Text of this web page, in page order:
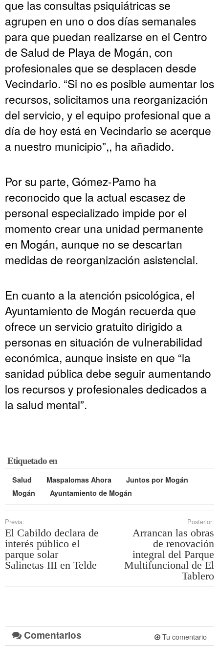
que las consultas psiquiátricas se
agrupen en uno o dos días semanales
para que puedan realizarse en el Centro
de Salud de Playa de Mogán, con
profesionales que se desplacen desde
Vecindario. “Si no es posible aumentar los
recursos, solicitamos una reorganización
del servicio, y el equipo profesional que a
día de hoy está en Vecindario se acerque
a nuestro municipio”,, ha añadido.
Por su parte, Gómez-Pamo ha
reconocido que la actual escasez de
personal especializado impide por el
momento crear una unidad permanente
en Mogán, aunque no se descartan
medidas de reorganización asistencial.
En cuanto a la atención psicológica, el
Ayuntamiento de Mogán recuerda que
ofrece un servicio gratuito dirigido a
personas en situación de vulnerabilidad
económica, aunque insiste en que “la
sanidad pública debe seguir aumentando
los recursos y profesionales dedicados a
la salud mental”.
Etiquetado en
Salud Maspalomas Ahora
Juntos por Mogán
Mogán
Ayuntamiento de Mogán
Previa:
El Cabildo declara de
interés público el
parque solar
Salinetas III en Telde
Posterior:
Arrancan las obras
de renovación
integral del Parque
Multifuncional de El
Tablero
Comentarios Tu comentario